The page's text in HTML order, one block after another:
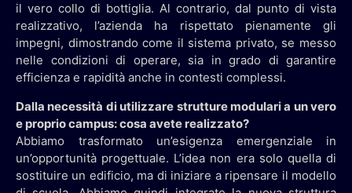
il vero collo di bottiglia. Al contrario, dal punto di vista
realizzativo, l’azienda ha rispettato pienamente gli
impegni, dimostrando come il sistema privato, se messo
nelle condizioni di operare, sia in grado di garantire
efficienza e rapidità anche in contesti complessi.
Dalla necessità di utilizzare strutture modulari a un vero
e proprio campus: cosa avete realizzato?
Abbiamo trasformato un’esigenza emergenziale in
un’opportunità progettuale. L’idea non era solo quella di
sostituire un edificio, ma di iniziare a ripensare il modello